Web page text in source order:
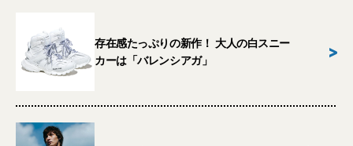
存在感たっぷりの新作！ 大人の白スニー
カーは「バレンシアガ」
>